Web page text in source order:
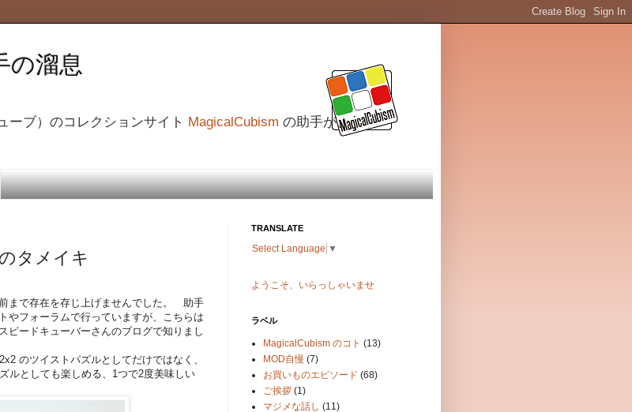
の溜息
ーブ）のコレクションサイト MagicalCubism の助手が、
タメイキ
まで存在を存じ上げませんでした。 助手
やフォーラムで行っていますが、こちらは
ードキューバーさんのブログで知りまし
のツイストパズルとしてだけではなく、
ルとしても楽しめる、1つで2度美味しい
TRANSLATE
Select Language ▼
ようこそ、いらっしゃいませ
ラベル
MagicalCubism のコト (13)
MOD自慢 (7)
お買いものエピソード (68)
ご挨拶 (1)
マジメな話し (11)